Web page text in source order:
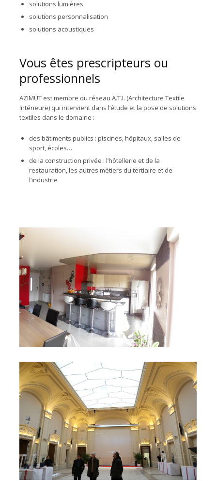
solutions lumières
solutions personnalisation
solutions acoustiques
Vous êtes prescripteurs ou
professionnels
AZIMUT est membre du réseau A.T.I. (Architecture Textile
Intérieure) qui intervient dans l’étude et la pose de solutions
textiles dans le domaine :
des bâtiments publics : piscines, hôpitaux, salles de
sport, écoles…
de la construction privée : l’hôtellerie et de la
restauration, les autres métiers du tertiaire et de
l’industrie